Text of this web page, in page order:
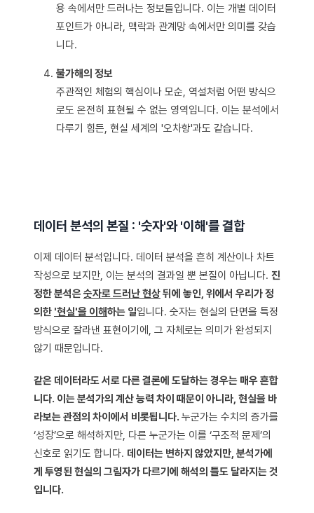
용 속에서만 드러나는 정보들입니다. 이는 개별 데이터
포인트가 아니라, 맥락과 관계망 속에서만 의미를 갖습
니다.
불가해의 정보
주관적인 체험의 핵심이나 모순, 역설처럼 어떤 방식으
로도 온전히 표현될 수 없는 영역입니다. 이는 분석에서
다루기 힘든, 현실 세계의 '오차항'과도 같습니다.
데이터 분석의 본질 : '숫자'와 '이해'를 결합
이제 데이터 분석입니다. 데이터 분석을 흔히 계산이나 차트
작성으로 보지만, 이는 분석의 결과일 뿐 본질이 아닙니다. 진
정한 분석은숫자로 드러난 현상뒤에 놓인, 위에서 우리가 정
의한 '현실'을 이해하는 일입니다. 숫자는 현실의 단면을 특정
방식으로 잘라낸 표현이기에, 그 자체로는 의미가 완성되지
않기 때문입니다.
같은 데이터라도 서로 다른 결론에 도달하는 경우는 매우 흔합
니다. 이는 분석가의 계산 능력 차이 때문이 아니라, 현실을 바
라보는 관점의 차이에서 비롯됩니다. 누군가는 수치의 증가를
‘성장’으로 해석하지만, 다른 누군가는 이를 ‘구조적 문제’의
신호로 읽기도 합니다. 데이터는 변하지 않았지만, 분석가에
게 투영된 현실의 그림자가 다르기에 해석의 틀도 달라지는 것
입니다.